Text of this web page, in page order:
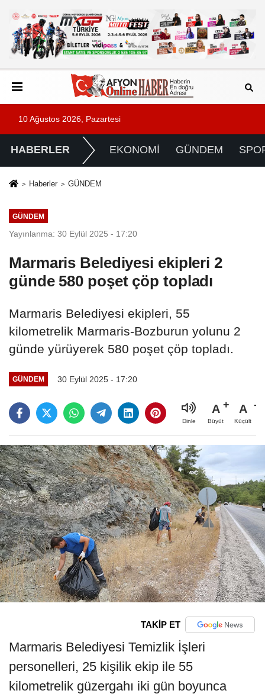
10 Ağustos 2026, Pazartesi
HABERLER EKONOMİ GÜNDEM
Haberler GÜNDEM
GÜNDEM
Yayınlanma: 30 Eylül 2025 - 17:20
Marmaris Belediyesi ekipleri 2
günde 580 poşet çöp topladı
Marmaris Belediyesi ekipleri, 55
kilometrelik Marmaris-Bozburun yolunu 2
günde yürüyerek 580 poşet çöp topladı.
GÜNDEM 30 Eylül 2025 - 17:20
Dinle
A
Büyüt
A
Küçült
TAKİP ET
Marmaris Belediyesi Temizlik İşleri
personelleri, 25 kişilik ekip ile 55
kilometrelik güzergahı iki gün boyunca